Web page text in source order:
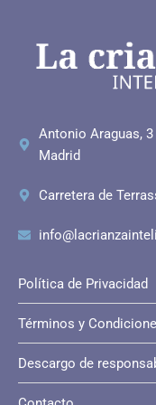
Antonio Araguas,
Madrid
Carretera de
Política de Privacidad
Términos y
Descargo de